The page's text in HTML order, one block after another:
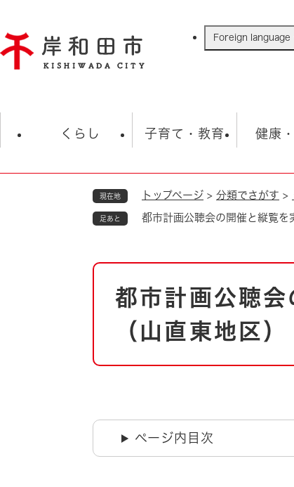
ジ
の
Foreign language
くらし
住民票・戸籍
ごみ・衛生・動物 救急・消防
防災・防犯 上水道・下水
自然・環境・公園 住宅
引っ越し
道路・河川・交通
子育て・教育
学校
健康
福
観光
現在地 トップページ > 分類でさがす >
足あと 都市計画公聴会の開催と縦覧を
本
都市計画公聴
（山直東地区）
ページ内目次